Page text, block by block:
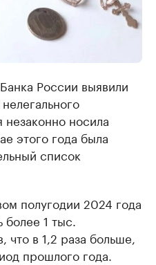
России выявили
носила
этого года была
список
полугодии 2024 года
более 1 тыс.
что в 1,2 раза больше,
прошлого года.